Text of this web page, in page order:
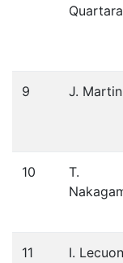
9 J. Martin
10
T.
11 I.